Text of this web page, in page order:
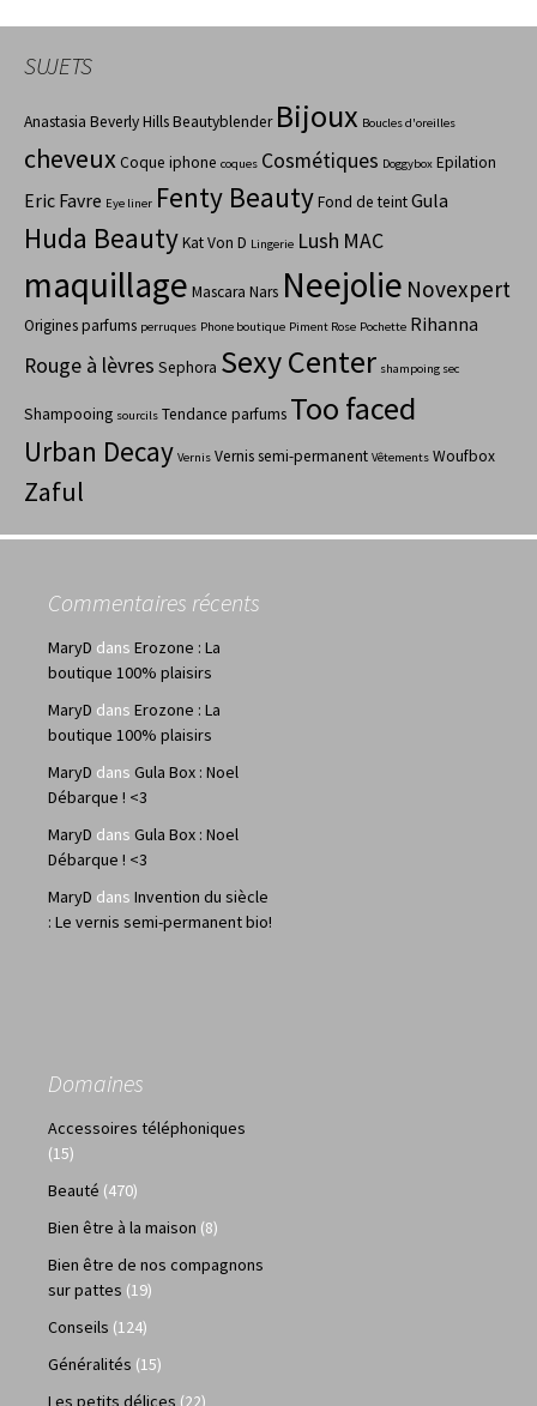
SUJETS
Anastasia Beverly HillsBeautyblender Bijoux Boucles d'oreilles
cheveuxCoque iphone coques Cosmétiques Doggybox Epilation
Eric Favre Eye liner Fenty BeautyFond de teintGula
Huda BeautyKat Von D Lingerie Lush MAC
maquillage Mascara Nars Neejolie Novexpert
Origines parfums perruques Phone boutique Piment Rose Pochette Rihanna
Rouge à lèvres Sephora Sexy Center shampoing sec
Shampooing sourcils Tendance parfums Too faced
Urban Decay Vernis Vernis semi-permanent Vêtements Woufbox
Zaful
Commentaires récents
MaryD dans Erozone : La
boutique 100% plaisirs
MaryD dans Erozone : La
boutique 100% plaisirs
MaryD dans Gula Box : Noel
Débarque ! <3
MaryD dans Gula Box : Noel
Débarque ! <3
MaryD dans Invention du siècle
: Le vernis semi-permanent bio!
Domaines
Accessoires téléphoniques
(15)
Beauté (470)
Bien être à la maison (8)
Bien être de nos compagnons
sur pattes (19)
Conseils (124)
Généralités (15)
Les petits délices (22)